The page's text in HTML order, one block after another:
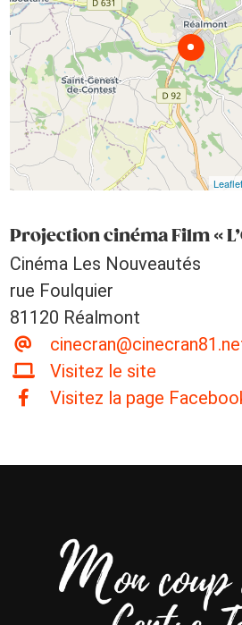
Leaflet
Projection cinéma Film «
Cinéma Les Nouveautés
rue Foulquier
81120 Réalmont
Visitez le site
Visitez la page